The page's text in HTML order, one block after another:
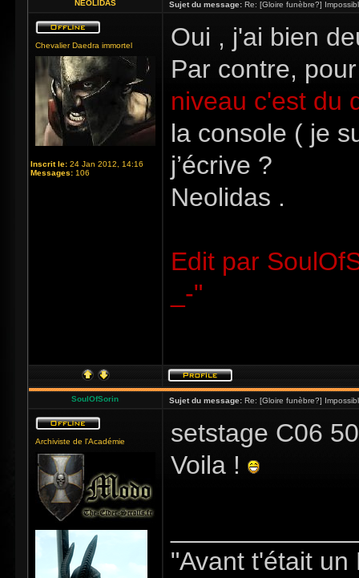
NEOLIDAS Sujet du message: Re: [Gloire funèbre?]
Chevalier Daedra immortel
Inscrit le: 24 Jan 2012, 14:16
Messages: 106
Oui , j'ai bien
Par contre,
niveau c'est du
la console ( je
j’écrive ?
Neolidas .
Edit par
_-"
SoulOfSorin Sujet du message: Re: [Gloire funèbre?]
Archiviste de l'Académie
setstage C06 50
Voila !
"Avant t'était